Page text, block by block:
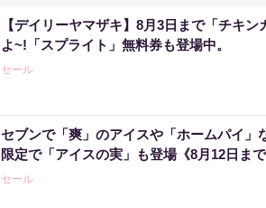
【デイリーヤマザキ】8月3日まで「チキ
よ~!「スプライト」無料券も登場中。
セール
セブンで「爽」のアイスや「ホームパイ」
限定で「アイスの実」も登場《8月12日まで
セール